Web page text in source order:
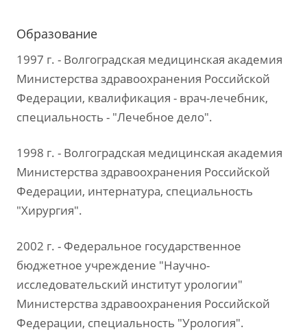
Образование
1997 г. - Волгоградская медицинская академия
Министерства здравоохранения Российской
Федерации, квалификация - врач-лечебник,
специальность - "Лечебное дело".
1998 г. - Волгоградская медицинская академия
Министерства здравоохранения Российской
Федерации, интернатура, специальность
"Хирургия".
2002 г. - Федеральное государственное
бюджетное учреждение "Научно-
исследовательский институт урологии"
Министерства здравоохранения Российской
Федерации, специальность "Урология".